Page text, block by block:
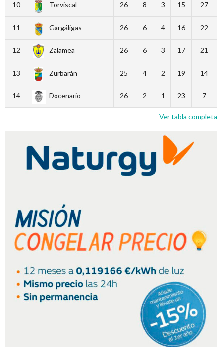
10 Torviscal 26 8 3 15 27
11 Gargáligas 26 6 4 16 22
12 Zalamea 26 6 3 17 21
13 Zurbarán 25 4 2 19 14
14 Docenario 26 2 1 23 7
Ver tabla completa